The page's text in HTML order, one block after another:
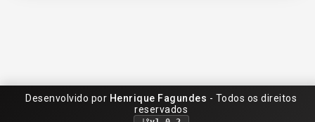
Desenvolvido por Henrique Fagundes - Todos os direitos
reservados